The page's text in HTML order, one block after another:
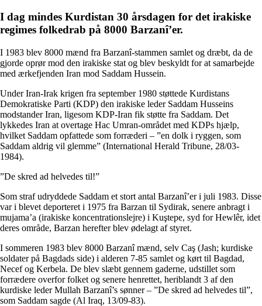
I dag mindes Kurdistan 30 årsdagen for det irakiske
regimes folkedrab på 8000 Barzanî’er.
I 1983 blev 8000 mænd fra Barzanî-stammen samlet og dræbt, da de
gjorde oprør mod den irakiske stat og blev beskyldt for at samarbejde
med ærkefjenden Iran mod Saddam Hussein.
Under Iran-Irak krigen fra september 1980 støttede Kurdistans
Demokratiske Parti (KDP) den irakiske leder Saddam Husseins
modstander Iran, ligesom KDP-Iran fik støtte fra Saddam. Det
lykkedes Iran at overtage Hac Umran-området med KDPs hjælp,
hvilket Saddam opfattede som forræderi – ”en dolk i ryggen, som
Saddam aldrig vil glemme” (International Herald Tribune, 28/03-
1984).
”De skred ad helvedes til!”
Som straf udryddede Saddam et stort antal Barzanî’er i juli 1983. Disse
var i blevet deporteret i 1975 fra Barzan til Sydirak, senere anbragt i
mujama’a (irakiske koncentrationslejre) i Kuştepe, syd for Hewlêr, idet
deres område, Barzan herefter blev ødelagt af styret.
I sommeren 1983 blev 8000 Barzanî mænd, selv Caş (Jash; kurdiske
soldater på Bagdads side) i alderen 7-85 samlet og kørt til Bagdad,
Necef og Kerbela. De blev slæbt gennem gaderne, udstillet som
forrædere overfor folket og senere henrettet, heriblandt 3 af den
kurdiske leder Mullah Barzanî’s sønner – ”De skred ad helvedes til”,
som Saddam sagde (Al Iraq, 13/09-83).